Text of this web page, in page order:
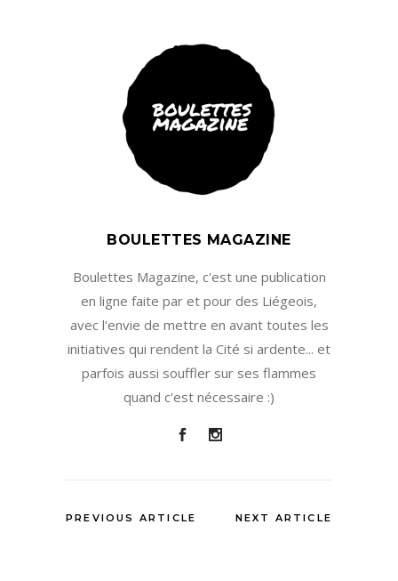
BOULETTES MAGAZINE
Boulettes Magazine, c'est une publication
en ligne faite par et pour des Liégeois,
avec l'envie de mettre en avant toutes les
initiatives qui rendent la Cité si ardente... et
parfois aussi souffler sur ses flammes
quand c'est nécessaire :)
PREVIOUS ARTICLE NEXT ARTICLE